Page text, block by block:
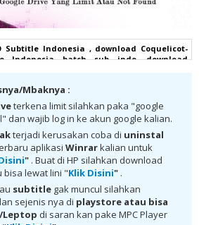
Subtitle Indonesia , download Coquelicot-
Indonesia batch sub indo, download
batch subtitle indonesia, Coquelicot-
batch mp4, Coquelicot-zaka kara BD
zaka kara BD Subtitle Indonesia
kara BD Subtitle Indonesia anibatch,
Subtitle Indonesia animeindo, Coquelicot-
samehadaku , donwload anime
Subtitle Indonesia batch , donwload
Subtitle Indonesia sub indo, download
Subtitle Indonesia batch google drive,
kara BD Subtitle Indonesia batch Mega ,
kara BD Subtitle Indonesia MKV 480P ,
kara BD Subtitle Indonesia MKV 720P ,
kara BD Subtitle Indonesia , donwload
Mbaknya :
terkena limit silahkan paka "google
dan wajib log in ke akun google kalian.
terjadi kerusakan coba di uninstal
aplikasi Winrarkalian untuk
" . Buat di HP silahkan download
bisa lewat lini "Klik Disini" .
subtitle gak muncul silahkan
sejenis nya di playstore atau bisa
Leptop di saran kan pake MPC Player